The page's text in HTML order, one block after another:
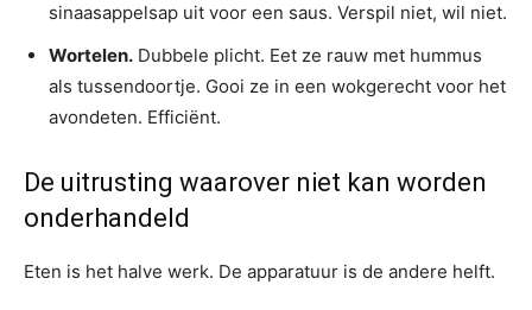
sinaasappelsap uit voor een saus. Verspil niet, wil niet.
Wortelen. Dubbele plicht. Eet ze rauw met hummus
als tussendoortje. Gooi ze in een wokgerecht voor het
avondeten. Efficiënt.
De uitrusting waarover niet kan worden
onderhandeld
Eten is het halve werk. De apparatuur is de andere helft.